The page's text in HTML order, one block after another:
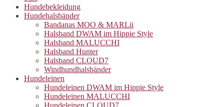
Hundebekleidung
Hundehalsbänder
Bandanas MOO & MARLii
Halsband DWAM im Hippie Style
Halsband MALUCCHI
Halsband Hunter
Halsband CLOUD7
Windhundhalsbänder
Hundeleinen
Hundeleinen DWAM im Hippie Style
Hundeleinen MALUCCHI
Hundeleinen CLOUD7